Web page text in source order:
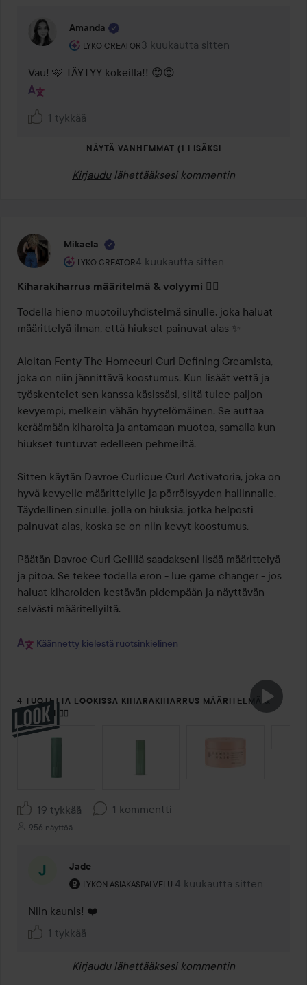
Amanda
LYKO CREATOR
Käyttäjän rooli: Lyko Creator.
3 kuukautta sitten
Kommentti lisättiin 3 kuukautta
Vau! 🩷 TÄYTYY kokeilla!! 😍😍
1 tykkää
NÄYTÄ VANHEMMAT (1 LISÄKSI
Kirjaudu lähettääksesi kommentin
Mikaela
LYKO CREATOR
Käyttäjän rooli: Lyko Creator.
4 kuukautta sitten
Viesti luotiin 4 kuukautta sitten
Kiharakiharrus määritelmä & volyymi ❤️‍🔥
Todella hieno muotoiluyhdistelmä sinulle, joka haluat
määrittelyä ilman, että hiukset painuvat alas ✨
Aloitan Fenty The Homecurl Curl Defining Creamista,
joka on niin jännittävä koostumus. Kun lisäät vettä ja
työskentelet sen kanssa käsissäsi, siitä tulee paljon
kevyempi, melkein vähän hyytelömäinen. Se auttaa
keräämään kiharoita ja antamaan muotoa, samalla kun
hiukset tuntuvat edelleen pehmeiltä.
Sitten käytän Davroe Curlicue Curl Activatoria, joka on
hyvä kevyelle määrittelylle ja pörröisyyden hallinnalle.
Täydellinen sinulle, jolla on hiuksia, jotka helposti
painuvat alas, koska se on niin kevyt koostumus.
Päätän Davroe Curl Gelillä saadakseni lisää määrittelyä
ja pitoa. Se tekee todella eron - lue game changer - jos
haluat kiharoiden kestävän pidempään ja näyttävän
selvästi määritellyiltä.
Käännetty kielestä ruotsinkielinen
4 TUOTETTA LOOKISSA KIHARAKIHARRUS MÄÄRITELMÄ &
VOLYYMI ❤️‍🔥
19 tykkää 1 kommentti
956 näyttöä
Jade
LYKON ASIAKASPALVELU
Käyttäjän rooli: Lykon asiakaspalvelu .
4 kuukautta sitten
Kommentti lisättiin 4
Niin kaunis! ❤️
1 tykkää
Kirjaudu lähettääksesi kommentin